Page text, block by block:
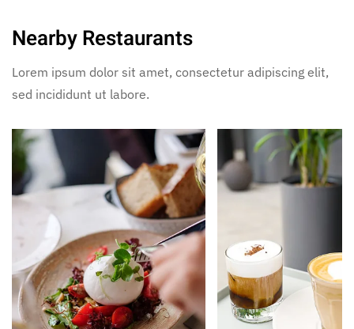
Nearby Restaurants
Lorem ipsum dolor sit amet, consectetur adipiscing elit,
sed incididunt ut labore.